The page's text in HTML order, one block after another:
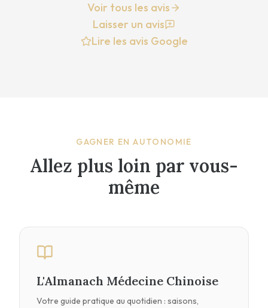
Voir tous les avis
Laisser un avis
Lire les avis Google
GAGNER EN AUTONOMIE
Allez plus loin par vous-
même
L'Almanach Médecine Chinoise
Votre guide pratique au quotidien : saisons,